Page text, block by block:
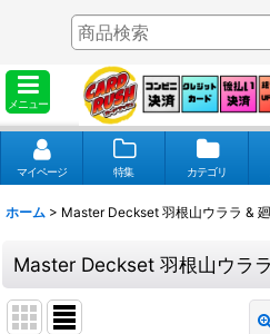
メニュー
マイページ 特集 カテゴリ
ホーム > Master Deckset 羽根山ウララ &
Master Deckset 羽根山ウラ